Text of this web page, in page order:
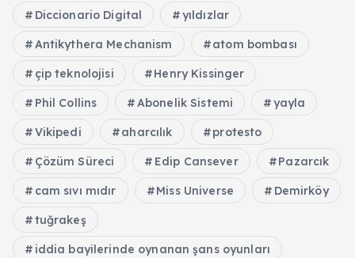
Diccionario Digital yıldızlar
Antikythera Mechanism atom bombası
çip teknolojisi Henry Kissinger
Phil Collins Abonelik Sistemi yayla
Vikipedi aharcılık protesto
Çözüm Süreci Edip Cansever Pazarcık
cam sıvı mıdır Miss Universe Demirköy
tuğrakeş
iddia bayilerinde oynanan şans oyunları